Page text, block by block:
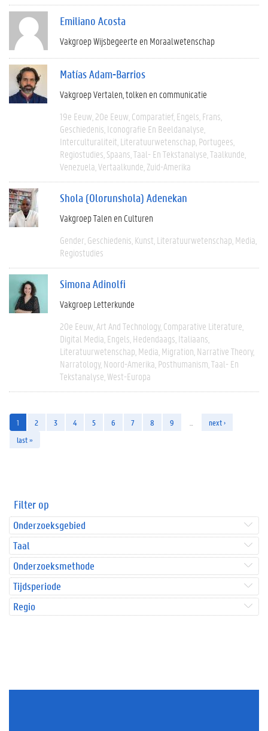
Emiliano Acosta
Vakgroep Wijsbegeerte en Moraalwetenschap
Matías Adam-Barrios
Vakgroep Vertalen, tolken en communicatie
19e Eeuw 20e Eeuw Comparatief Engels Frans
Geschiedenis Iconografie En Beeldanalyse
Interculturaliteit Literatuurwetenschap Portugees
Regiostudies Spaans Taal- En Tekstanalyse Taalkunde
Venezuela Vertaalkunde Zuid-Amerika
Shola (Olorunshola) Adenekan
Vakgroep Talen en Culturen
Gender Geschiedenis Kunst Literatuurwetenschap Media
Regiostudies
Simona Adinolfi
Vakgroep Letterkunde
20e Eeuw Art And Technology Comparative Literature
Digital Media Engels Hedendaags Italiaans
Literatuurwetenschap Media Migration Narrative Theory
Narratology Noord-Amerika Posthumanism Taal- En
Tekstanalyse West-Europa
1 2 3 4 5 6 7 8 9
next ›
last »
Filter op
Onderzoeksgebied
Taal
Onderzoeksmethode
Tijdsperiode
Regio